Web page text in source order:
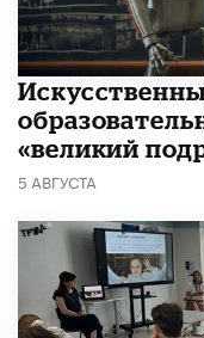
«великий
5 АВГУСТА